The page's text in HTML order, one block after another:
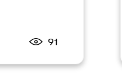
91